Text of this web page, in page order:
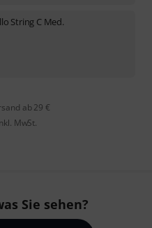
String C Med.
ab 29 €
MwSt.
Sie sehen?